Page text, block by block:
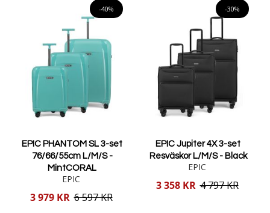
-40%
EPIC PHANTOM SL 3-set
76/66/55cm L/M/S -
MintCORAL
EPIC
Reducerat
3 979 KR 6 597 KR
-30%
EPIC Jupiter 4X 3-set
Resväskor L/M/S - Black
EPIC
Reducerat
3 358 KR 4 797 KR